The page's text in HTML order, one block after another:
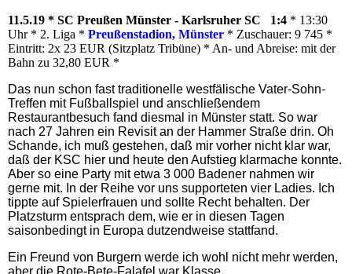
11.5.19 * SC Preußen Münster - Karlsruher SC 1:4 * 13:30
Uhr * 2. Liga * Preußenstadion, Münster * Zuschauer: 9 745 *
Eintritt: 2x 23 EUR (Sitzplatz Tribüne) * An- und Abreise: mit der
Bahn zu 32,80 EUR *
Das nun schon fast traditionelle westfälische Vater-Sohn-
Treffen mit Fußballspiel und anschließendem
Restaurantbesuch fand diesmal in Münster statt. So war
nach 27 Jahren ein Revisit an der Hammer Straße drin. Oh
Schande, ich muß gestehen, daß mir vorher nicht klar war,
daß der KSC hier und heute den Aufstieg klarmache konnte.
Aber so eine Party mit etwa 3 000 Badener nahmen wir
gerne mit. In der Reihe vor uns supporteten vier Ladies. Ich
tippte auf Spielerfrauen und sollte Recht behalten. Der
Platzsturm entsprach dem, wie er in diesen Tagen
saisonbedingt in Europa dutzendweise stattfand.
Ein Freund von Burgern werde ich wohl nicht mehr werden,
aber die Rote-Bete-Falafel war Klasse.